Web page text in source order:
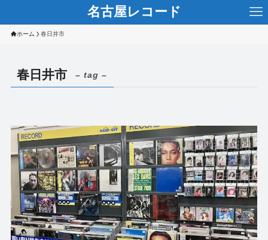
名古屋レコード
ホーム 春日井市
春日井市 – tag –